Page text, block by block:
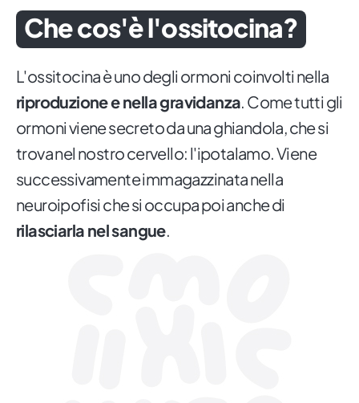
Che cos'è l'ossitocina?
L'ossitocina è uno degli ormoni coinvolti nella
riproduzione e nella gravidanza. Come tutti gli
ormoni viene secreto da una ghiandola, che si
trova nel nostro cervello: l'ipotalamo. Viene
successivamente immagazzinata nella
neuroipofisi che si occupa poi anche di
rilasciarla nel sangue.